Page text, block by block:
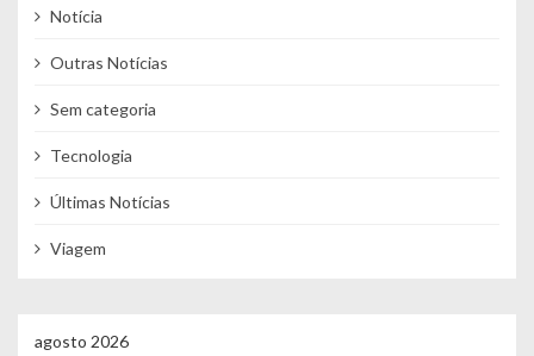
Notícia
Outras Notícias
Sem categoria
Tecnologia
Últimas Notícias
Viagem
agosto 2026